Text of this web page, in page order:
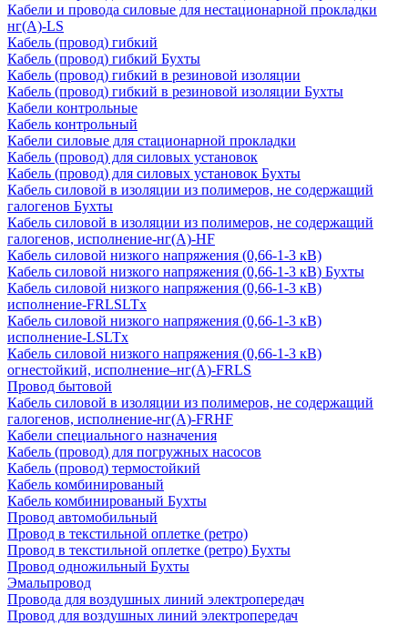
Кабели и провода силовые для нестационарной прокладки
нг(А)-LS
Кабель (провод) гибкий
Кабель (провод) гибкий Бухты
Кабель (провод) гибкий в резиновой изоляции
Кабель (провод) гибкий в резиновой изоляции Бухты
Кабели контрольные
Кабель контрольный
Кабели силовые для стационарной прокладки
Кабель (провод) для силовых установок
Кабель (провод) для силовых установок Бухты
Кабель силовой в изоляции из полимеров, не содержащий
галогенов Бухты
Кабель силовой в изоляции из полимеров, не содержащий
галогенов, исполнение-нг(А)-HF
Кабель силовой низкого напряжения (0,66-1-3 кВ)
Кабель силовой низкого напряжения (0,66-1-3 кВ) Бухты
Кабель силовой низкого напряжения (0,66-1-3 кВ)
исполнение-FRLSLTx
Кабель силовой низкого напряжения (0,66-1-3 кВ)
исполнение-LSLTx
Кабель силовой низкого напряжения (0,66-1-3 кВ)
огнестойкий, исполнение–нг(А)-FRLS
Провод бытовой
Кабель силовой в изоляции из полимеров, не содержащий
галогенов, исполнение-нг(А)-FRHF
Кабели специального назначения
Кабель (провод) для погружных насосов
Кабель (провод) термостойкий
Кабель комбинированый
Кабель комбинированый Бухты
Провод автомобильный
Провод в текстильной оплетке (ретро)
Провод в текстильной оплетке (ретро) Бухты
Провод одножильный Бухты
Эмальпровод
Провода для воздушных линий электропередач
Провод для воздушных линий электропередач